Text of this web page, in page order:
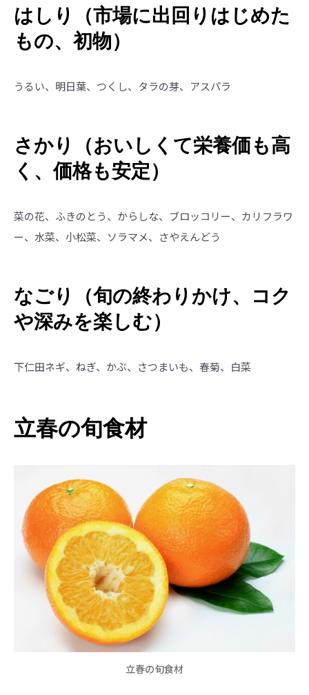
はしり（市場に出回りはじめた
もの、初物）
うるい、明日葉、つくし、タラの芽、アスパラ
さかり（おいしくて栄養価も高
く、価格も安定）
菜の花、ふきのとう、からしな、ブロッコリー、カリフラワ
ー、水菜、小松菜、ソラマメ、さやえんどう
なごり（旬の終わりかけ、コク
や深みを楽しむ）
下仁田ネギ、ねぎ、かぶ、さつまいも、春菊、白菜
立春の旬食材
立春の旬食材